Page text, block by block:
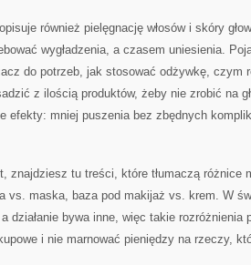
również pielęgnację włosów i skóry
wygładzenia, a czasem uniesienia.
do potrzeb, jak stosować odżywkę, czym
z ilością produktów, żeby nie zrobić na
efekty: mniej puszenia bez zbędnych
znajdziesz tu treści, które tłumaczą różnice
vs. maska, baza pod makijaż vs. krem. W
działanie bywa inne, więc takie rozróżnienia
i nie marnować pieniędzy na rzeczy,